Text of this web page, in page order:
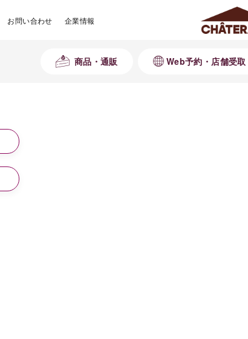
お問い合わせ 企業情報
商品・通販 Web予約・店舗受取